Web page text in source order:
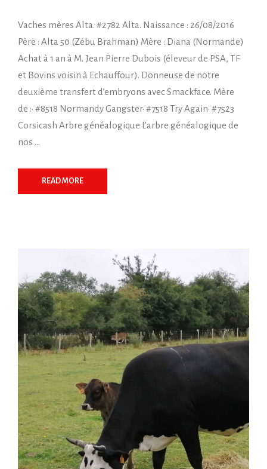
Vaches mères Alta. #2782 Alta. Naissance : 26/08/2016
Père : Alta 50 (Zébu Brahman) Mère : Diana (Normande)
Achat à 1 an à M. Jean Pierre Dubois (éleveur de PSA, TF
et Bovins voisin à Echauffour). Donneuse de notre
deuxième transfert d’embryons avec Smackface. Mère
de :• #8518 Normandy Gangster• #7518 Try Again• #7523
Corsicash Arbre généalogique L’arbre généalogique de
nos …
READ MORE